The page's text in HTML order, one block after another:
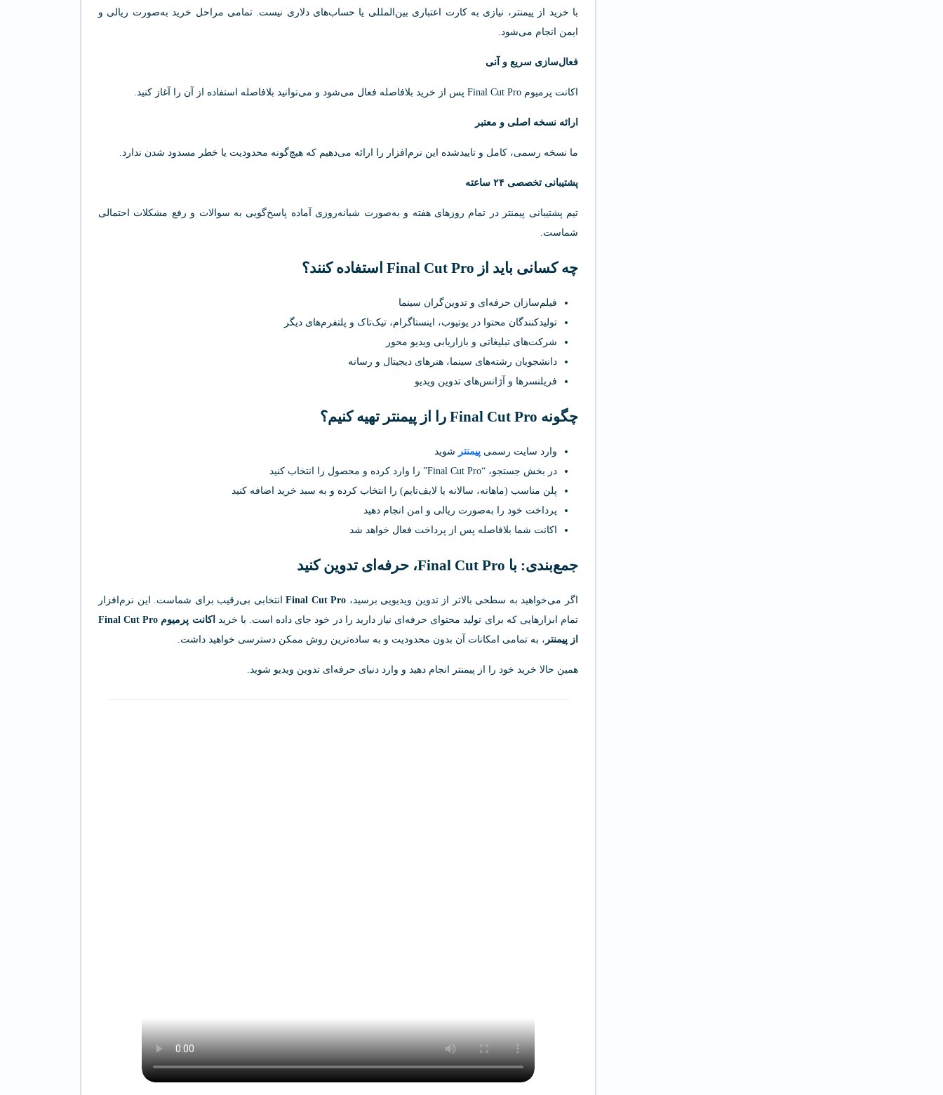
با خرید از پیمنتر، نیازی به کارت اعتباری بین‌المللی یا حساب‌های دلاری نیست. تمامی مراحل خرید به‌صورت ریالی و
ایمن انجام می‌شود.
فعال‌سازی سریع و آنی
اکانت پرمیوم Final Cut Pro پس از خرید بلافاصله فعال می‌شود و می‌توانید بلافاصله استفاده از آن را آغاز کنید.
ارائه نسخه اصلی و معتبر
ما نسخه رسمی، کامل و تاییدشده این نرم‌افزار را ارائه می‌دهیم که هیچ‌گونه محدودیت یا خطر مسدود شدن ندارد.
پشتیبانی تخصصی ۲۴ ساعته
تیم پشتیبانی پیمنتر در تمام روزهای هفته و به‌صورت شبانه‌روزی آماده پاسخ‌گویی به سوالات و رفع مشکلات احتمالی
شماست.
چه کسانی باید از Final Cut Pro استفاده کنند؟
فیلم‌سازان حرفه‌ای و تدوین‌گران سینما
تولیدکنندگان محتوا در یوتیوب، اینستاگرام، تیک‌تاک و پلتفرم‌های دیگر
شرکت‌های تبلیغاتی و بازاریابی ویدیو محور
دانشجویان رشته‌های سینما، هنرهای دیجیتال و رسانه
فریلنسرها و آژانس‌های تدوین ویدیو
چگونه Final Cut Pro را از پیمنتر تهیه کنیم؟
وارد سایت رسمی پیمنتر شوید
در بخش جستجو، “Final Cut Pro” را وارد کرده و محصول را انتخاب کنید
پلن مناسب (ماهانه، سالانه یا لایف‌تایم) را انتخاب کرده و به سبد خرید اضافه کنید
پرداخت خود را به‌صورت ریالی و امن انجام دهید
اکانت شما بلافاصله پس از پرداخت فعال خواهد شد
جمع‌بندی: با Final Cut Pro، حرفه‌ای تدوین کنید
اگر می‌خواهید به سطحی بالاتر از تدوین ویدیویی برسید، Final Cut Proانتخابی بی‌رقیب برای شماست. این نرم‌افزار
تمام ابزارهایی که برای تولید محتوای حرفه‌ای نیاز دارید را در خود جای داده است. با خرید
اکانت پرمیوم Final Cut Pro
از پیمنتر ، به تمامی امکانات آن بدون محدودیت و به ساده‌ترین روش ممکن دسترسی خواهید داشت.
همین حالا خرید خود را از پیمنتر انجام دهید و وارد دنیای حرفه‌ای تدوین ویدیو شوید.